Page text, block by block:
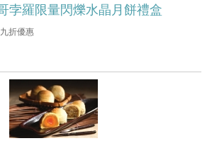
孛羅限量閃爍水晶月餅禮盒
折優惠